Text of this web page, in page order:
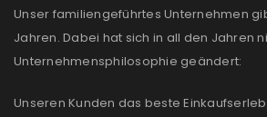
Unser familiengeführtes Unternehmen
Jahren. Dabei hat sich in all den Jahren
Unternehmensphilosophie geändert:
Unseren Kunden das beste